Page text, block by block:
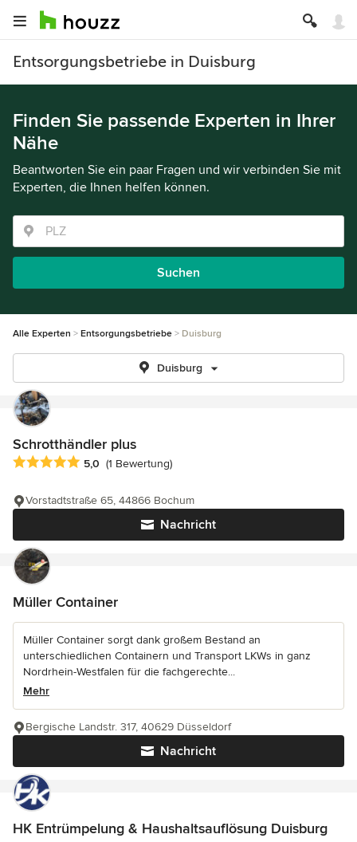
Entsorgungsbetriebe in Duisburg
Finden Sie passende Experten in Ihrer
Nähe
Beantworten Sie ein paar Fragen und wir verbinden Sie mit
Experten, die Ihnen helfen können.
Suchen
Alle Experten Entsorgungsbetriebe Duisburg
Duisburg
Schrotthändler plus
Durchschnittliche Bewertung: 5 von 5 Sternen
5,0 (1 Bewertung)
Nachricht
Vorstadtstraße 65, 44866 Bochum
Müller Container
Müller Container sorgt dank großem Bestand an
unterschiedlichen Containern und Transport LKWs in ganz
Nordrhein-Westfalen für die fachgerechte...
Mehr
Nachricht
Bergische Landstr. 317, 40629 Düsseldorf
HK Entrümpelung & Haushaltsauflösung Duisburg